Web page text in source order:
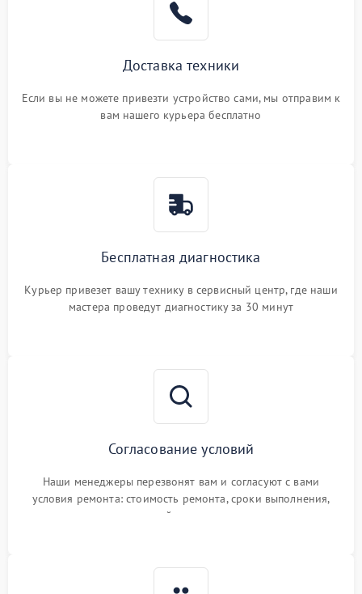
Доставка техники
Если вы не можете привезти устройство сами, мы отправим к
вам нашего курьера бесплатно
Бесплатная диагностика
Курьер привезет вашу технику в сервисный центр, где наши
мастера проведут диагностику за 30 минут
Согласование условий
Наши менеджеры перезвонят вам и согласуют с вами
условия ремонта: стоимость ремонта, сроки выполнения,
гарантийные условия